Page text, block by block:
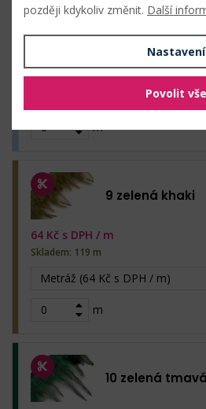
8 modrá světlá
Metráž (64 Kč s DPH / m)
m
Skladem: 27 m
9 zelená khaki
Metráž (64 Kč s DPH / m)
m
64 Kč s DPH / m
Skladem: 119 m
10 zelená tmavá
později kdykoliv změnit. Další
Nastavení
Povolit vše